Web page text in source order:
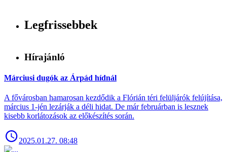
Legfrissebbek
Hírajánló
Márciusi dugók az Árpád hídnál
A fővárosban hamarosan kezdődik a Flórián téri felüljárók felújítása,
március 1-jén lezárják a déli hidat. De már februárban is lesznek
kisebb korlátozások az előkészítés során.
2025.01.27. 08:48